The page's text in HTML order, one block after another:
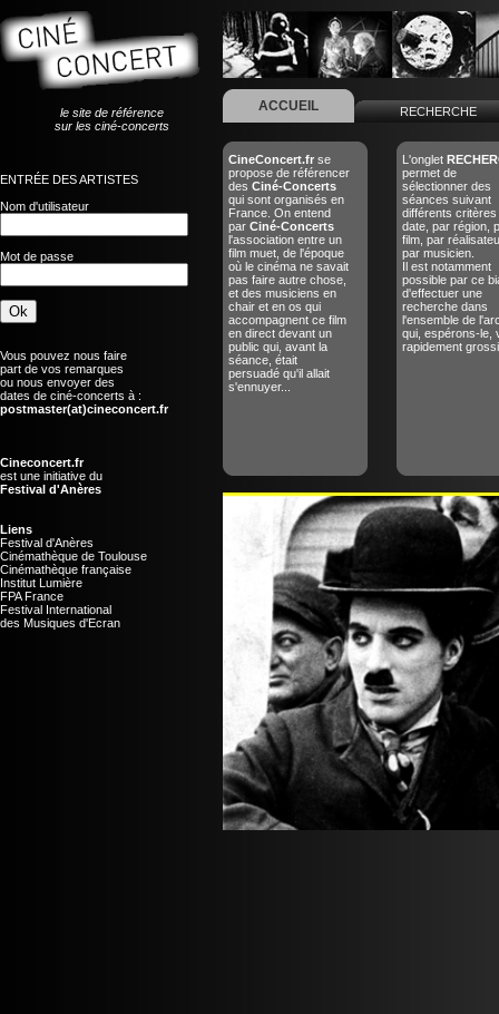
le site de référence
sur les ciné-concerts
ENTRÉE DES ARTISTES
Nom d'utilisateur
Mot de passe
Vous pouvez nous faire
part de vos remarques
ou nous envoyer des
dates de ciné-concerts à :
postmaster(at)cineconcert.fr
Cineconcert.fr
est une initiative du
Festival d'Anères
Liens
Festival d'Anères
Cinémathèque de Toulouse
Cinémathèque française
Institut Lumière
FPA France
Festival International
des Musiques d'Ecran
ACCUEIL RECHERCHE
CineConcert.fr se
propose de référencer
des Ciné-Concerts
qui sont organisés en
France. On entend
par Ciné-Concerts
l'association entre un
film muet, de l'époque
où le cinéma ne savait
pas faire autre chose,
et des musiciens en
chair et en os qui
accompagnent ce film
en direct devant un
public qui, avant la
séance, était
persuadé qu'il allait
s'ennuyer...
L'onglet
permet de
sélectionner des
séances suivant
différents critères
date, par région,
film, par
par musicien.
Il est notamment
possible par ce
d'effectuer une
recherche dans
l'ensemble de
qui, espérons-le,
rapidement